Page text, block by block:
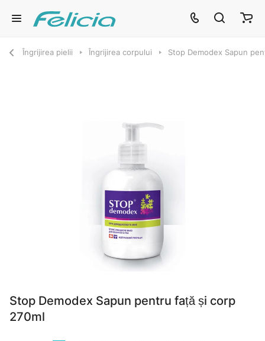
Îngrijirea pielii Îngrijirea corpului Stop Demodex Sapun
Stop Demodex Sapun pentru față și corp
270ml